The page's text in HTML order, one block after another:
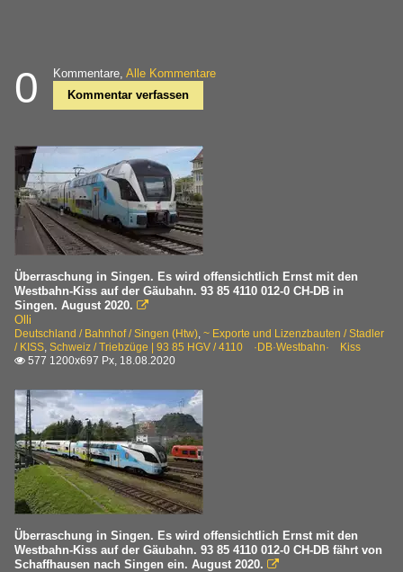
0 Kommentare, Alle Kommentare
Kommentar verfassen
Überraschung in Singen. Es wird offensichtlich Ernst mit den
Westbahn-Kiss auf der Gäubahn. 93 85 4110 012-0 CH-DB in
Singen. August 2020. 
Olli
Deutschland / Bahnhof / Singen (Htw), ~ Exporte und Lizenzbauten / Stadler
/ KISS, Schweiz / Triebzüge | 93 85 HGV / 4110 ·DB·Westbahn· Kiss
 577 1200x697 Px, 18.08.2020
Überraschung in Singen. Es wird offensichtlich Ernst mit den
Westbahn-Kiss auf der Gäubahn. 93 85 4110 012-0 CH-DB fährt von
Schaffhausen nach Singen ein. August 2020. 